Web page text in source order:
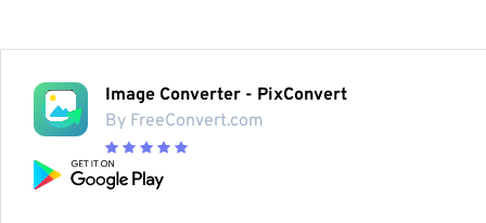
Image Converter - PixConvert
By FreeConvert.com